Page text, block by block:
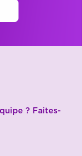
? Faites-